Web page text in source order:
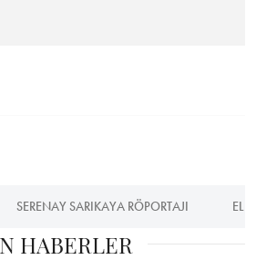
SERENAY SARIKAYA RÖPORTAJI
HABERLER